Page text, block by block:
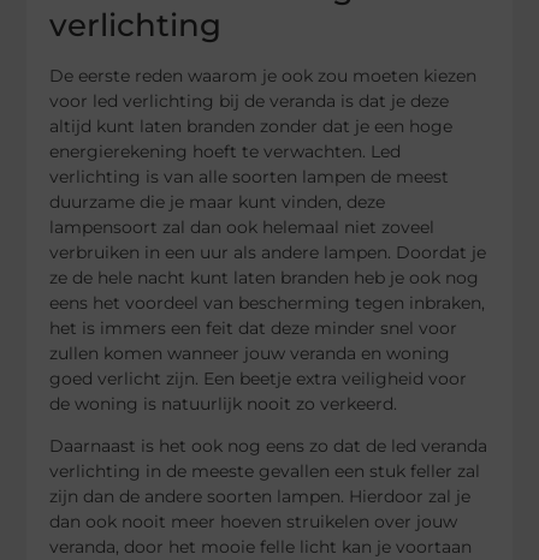
verlichting
De eerste reden waarom je ook zou moeten kiezen
voor led verlichting bij de veranda is dat je deze
altijd kunt laten branden zonder dat je een hoge
energierekening hoeft te verwachten. Led
verlichting is van alle soorten lampen de meest
duurzame die je maar kunt vinden, deze
lampensoort zal dan ook helemaal niet zoveel
verbruiken in een uur als andere lampen. Doordat je
ze de hele nacht kunt laten branden heb je ook nog
eens het voordeel van bescherming tegen inbraken,
het is immers een feit dat deze minder snel voor
zullen komen wanneer jouw veranda en woning
goed verlicht zijn. Een beetje extra veiligheid voor
de woning is natuurlijk nooit zo verkeerd.
Daarnaast is het ook nog eens zo dat de led veranda
verlichting in de meeste gevallen een stuk feller zal
zijn dan de andere soorten lampen. Hierdoor zal je
dan ook nooit meer hoeven struikelen over jouw
veranda, door het mooie felle licht kan je voortaan